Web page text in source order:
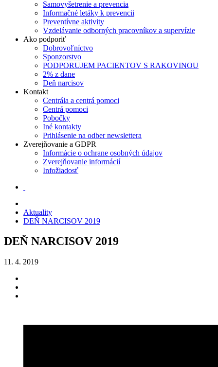
Samovyšetrenie a prevencia
Informačné letáky k prevencii
Preventívne aktivity
Vzdelávanie odborných pracovníkov a supervízie
Ako podporiť
Dobrovoľníctvo
Sponzorstvo
PODPORUJEM PACIENTOV S RAKOVINOU
2% z dane
Deň narcisov
Kontakt
Centrála a centrá pomoci
Centrá pomoci
Pobočky
Iné kontakty
Prihlásenie na odber newslettera
Zverejňovanie a GDPR
Informácie o ochrane osobných údajov
Zverejňovanie informácií
Infožiadosť
Aktuality
DEŇ NARCISOV 2019
DEŇ NARCISOV 2019
11. 4. 2019